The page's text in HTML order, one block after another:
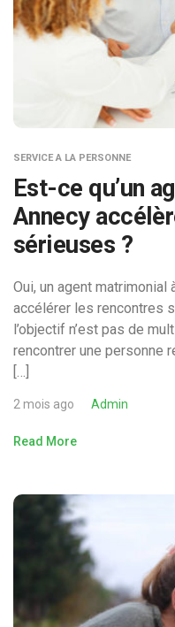
SERVICE A LA PERSONNE
Est-ce qu’un
Annecy
sérieuses ?
Oui, un agent matrimonial
accélérer les rencontres
l’objectif n’est pas de
rencontrer une personne
[…]
2 mois ago Admin
Read More